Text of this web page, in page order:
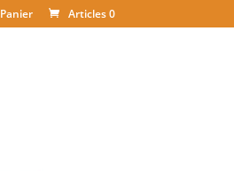
Panier Articles 0